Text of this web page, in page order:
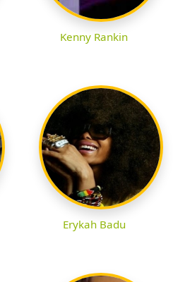
Kenny Rankin
Erykah Badu